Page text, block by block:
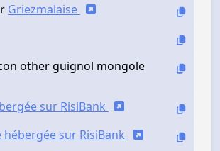
Griezmalaise
other guignol mongole
sur RisiBank
sur RisiBank